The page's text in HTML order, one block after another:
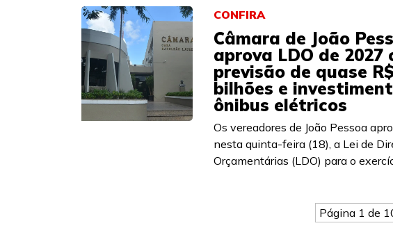
CONFIRA
Câmara de João
aprova LDO de 2027
previsão de quase
bilhões e
ônibus elétricos
Os vereadores de João Pessoa
nesta quinta-feira (18), a Lei de
Orçamentárias (LDO) para o
Página 1 de